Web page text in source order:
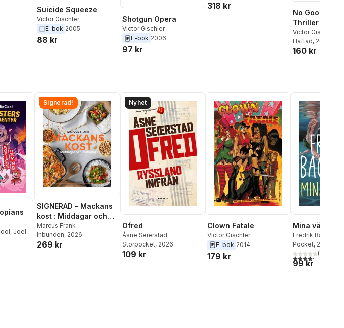
Suicide Squeeze
Victor Gischler
E-bok 2005
88 kr
Shotgun Opera
Victor Gischler
E-bok 2006
97 kr
318 kr
No Good
Thriller
Victor Gischler
Häftad, 2018
160 kr
, Joel
Signerad!
SIGNERAD - Mackans
kost : Middagar och
matlådor
Marcus Frank
Inbunden, 2026
269 kr
Nyhet
Ofred
Åsne Seierstad
Storpocket, 2026
109 kr
Clown Fatale
Victor Gischler
E-bok 2014
179 kr
Mina vänner
Fredrik Backman
Pocket, 2026
4,3utav 5(
99 kr